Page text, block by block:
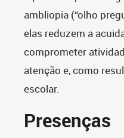
ambliopia (“olho
elas reduzem a
comprometer
atenção e, como
escolar.
Presenças